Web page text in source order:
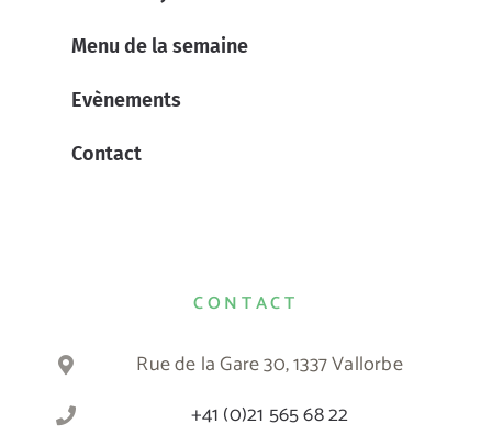
Menu de la semaine
Evènements
Contact
CONTACT
Rue de la Gare 30, 1337 Vallorbe
+41 (0)21 565 68 22